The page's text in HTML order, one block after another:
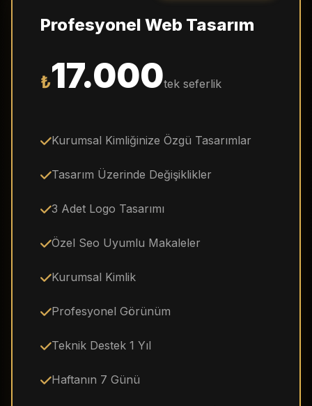
Profesyonel Web Tasarım
₺17.000tek seferlik
Kurumsal Kimliğinize Özgü Tasarımlar
Tasarım Üzerinde Değişiklikler
3 Adet Logo Tasarımı
Özel Seo Uyumlu Makaleler
Kurumsal Kimlik
Profesyonel Görünüm
Teknik Destek 1 Yıl
Haftanın 7 Günü